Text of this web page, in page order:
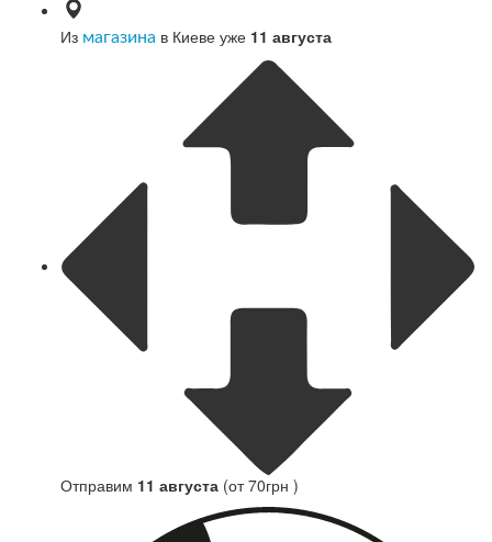
Из магазина в Киеве уже 11 августа
Отправим 11 августа (от 70грн )